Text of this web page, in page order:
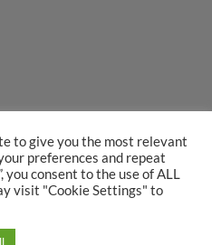
PostepaySepa
Bank
Transfer
Cash
©
to give you the most relevant
preferences and repeat
you consent to the use of ALL
visit "Cookie Settings" to